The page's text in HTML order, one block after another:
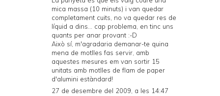
mica massa (10 minuts) i van quedar
completament cuits, no va quedar res de
líquid a dins... cap problema, en tinc uns
quants per anar provant :-D
Això sí, m'agradaria demanar-te quina
mena de motlles fas servir, amb
aquestes mesures em van sortir 15
unitats amb motlles de flam de paper
d'alumini estàndard!
27 de desembre del 2009, a les 14:47